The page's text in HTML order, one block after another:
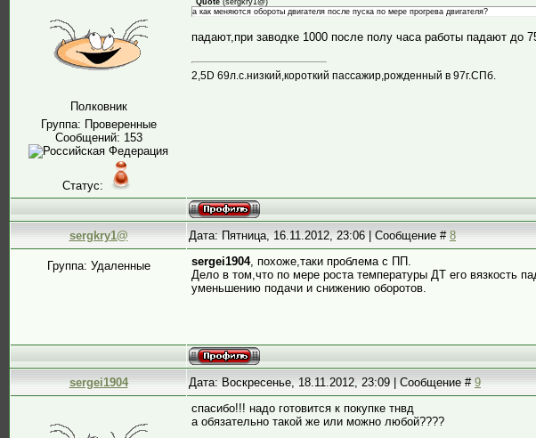
Полковник
Группа: Проверенные
Сообщений: 153
Статус:
Quote (sergkry1@)
а как меняются обороты двигателя после пуска по мере прогрева двигателя?
падают,при заводке 1000 после полу часа работы падают до
2,5D 69л.с.низкий,короткий пассажир,рожденный в 97г.СПб.
sergkry1@ Дата: Пятница, 16.11.2012, 23:06 | Сообщение #8
Группа: Удаленные sergei1904, похоже,таки проблема с ПП.
Дело в том,что по мере роста температуры ДТ его вязкость
уменьшению подачи и снижению оборотов.
sergei1904 Дата: Воскресенье, 18.11.2012, 23:09 | Сообщение #9
спасибо!!! надо готовится к покупке тнвд
а обязательно такой же или можно любой????